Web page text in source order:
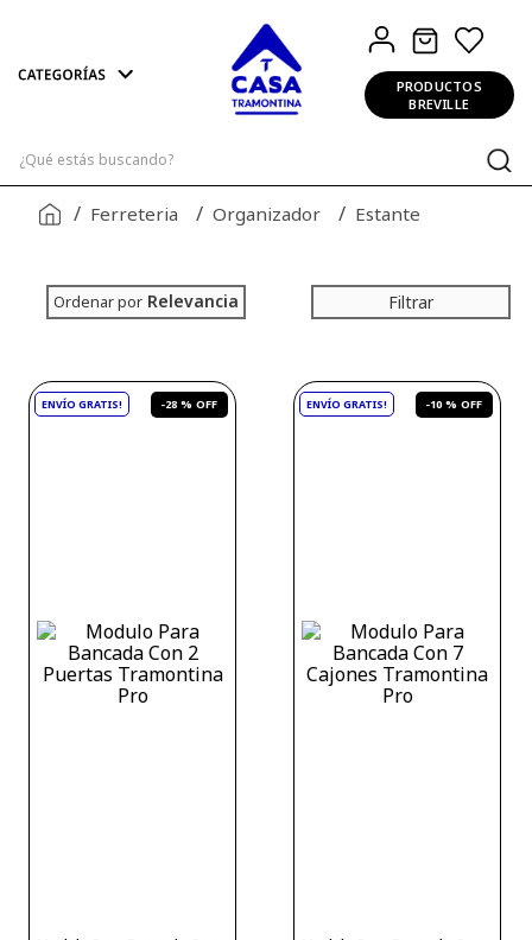
PRODUCTOS
BREVILLE
Ferreteria Organizador Estante
Ordenar por Relevancia Filtrar
-28 % -10 %